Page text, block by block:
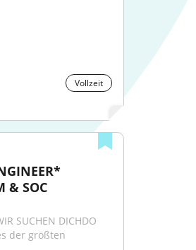
Vollzeit
& SOC
SUCHEN DICHDO
der größten